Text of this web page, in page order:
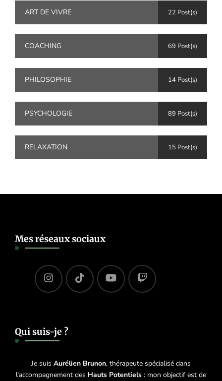
ART DE VIVRE 22 Post(s)
COACHING 69 Post(s)
PHILOSOPHIE 14 Post(s)
PSYCHOLOGIE 89 Post(s)
RELAXATION 15 Post(s)
Mes réseaux sociaux
Qui suis-je ?
Je suis Aurélien Brunon, thérapeute spécialisé dans
l'accompagnement des Hauts Potentiels : mon objectif est de